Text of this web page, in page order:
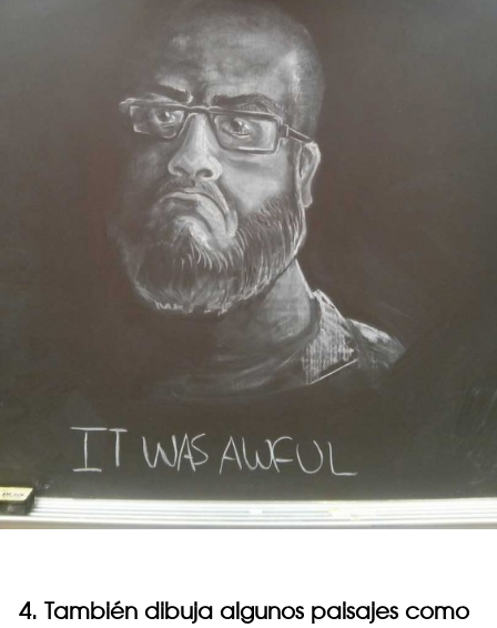
4. También dibuja algunos paisajes como